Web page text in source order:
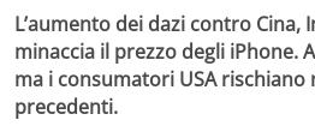
L’aumento dei dazi contro Cina,
minaccia il prezzo degli iPhone.
ma i consumatori USA rischiano
precedenti.